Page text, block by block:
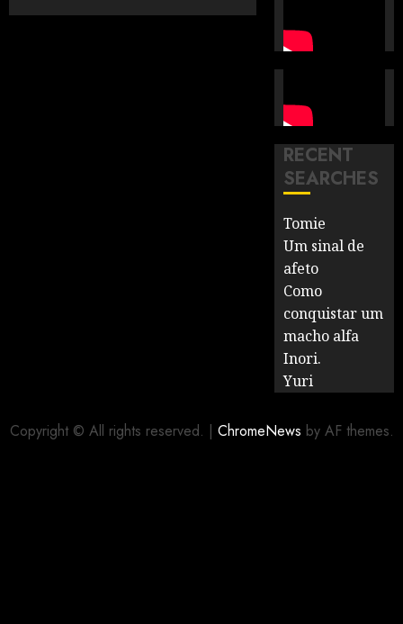
RECENT
SEARCHES
Tomie
Um sinal de
afeto
Como
conquistar um
macho alfa
Inori.
Yuri
Copyright © All rights reserved. | ChromeNews by AF themes.